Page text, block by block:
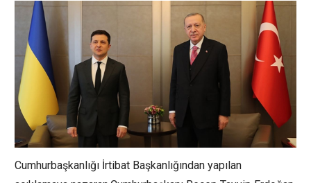
Cumhurbaşkanlığı İrtibat Başkanlığından yapılan